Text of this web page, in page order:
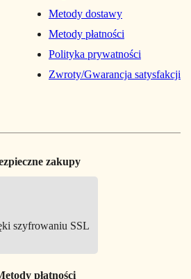
Metody dostawy
Metody płatności
Polityka prywatności
Zwroty/Gwarancja satysfakcji
zakupy
szyfrowaniu SSL
płatności